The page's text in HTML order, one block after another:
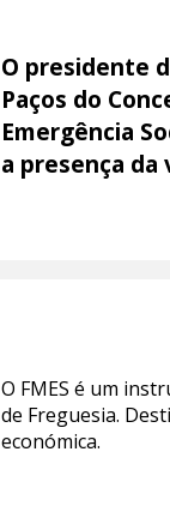
O presidente
Paços do
Emergência
a presença da
O FMES é um
de Freguesia.
económica.